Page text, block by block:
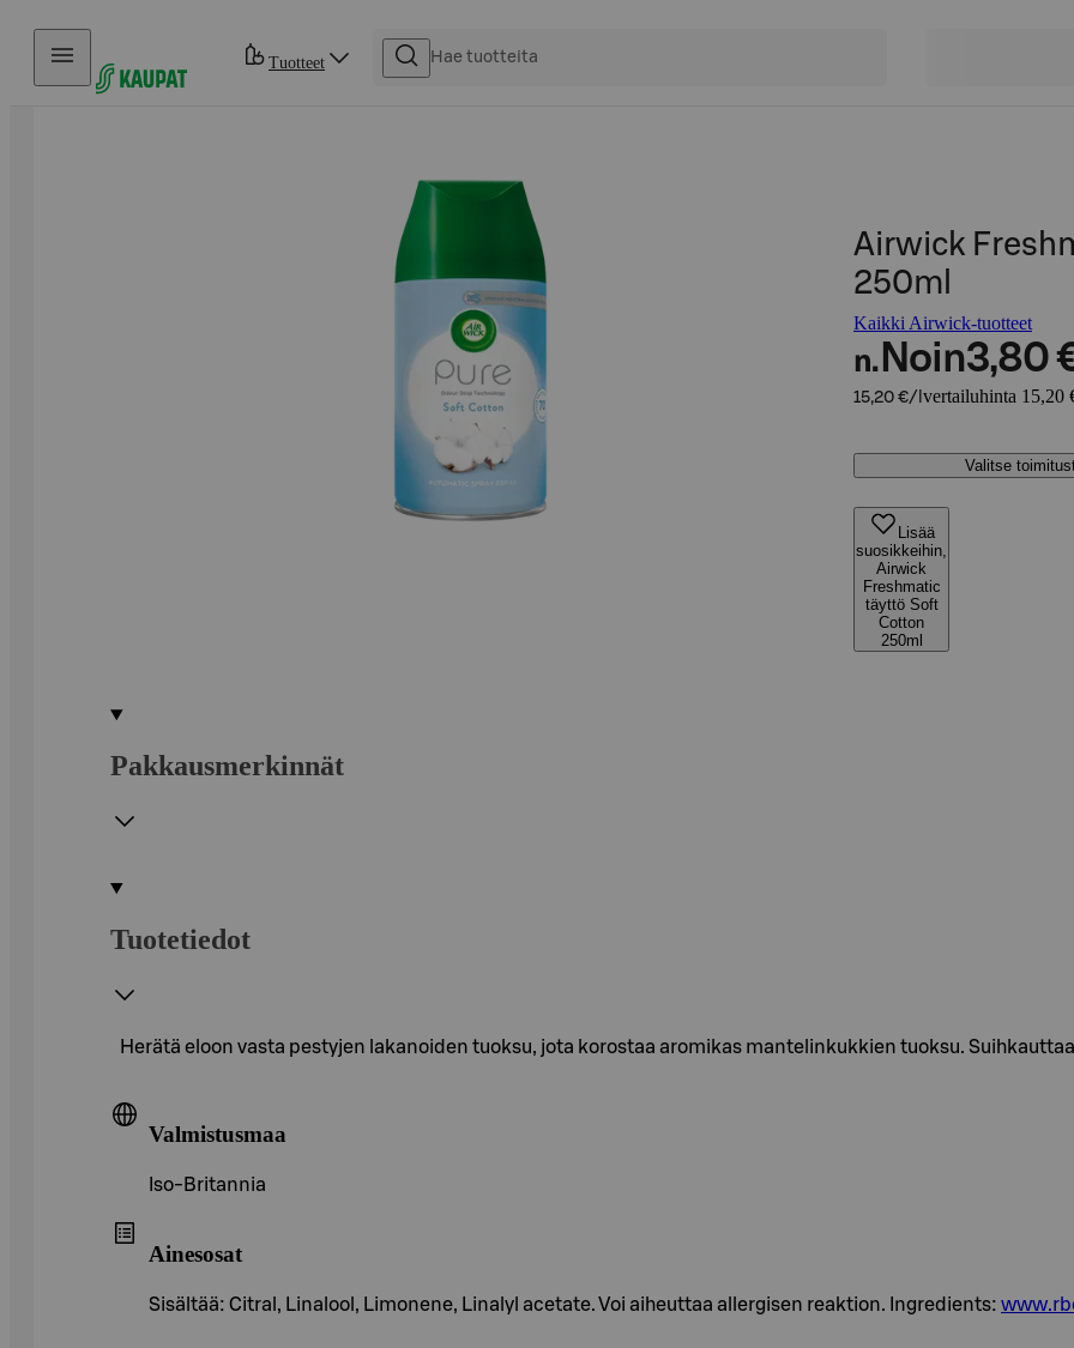
Hyppää sisältöön
Tuotteet
Airwick
250ml
Kaikki Airwick-tuotteet
n. Noin3,80
15,20 €/l vertailuhinta 15,20
Valitse
Lisää
suosikkeihin,
Airwick
Freshmatic
täyttö Soft
Cotton
250ml
Pakkausmerkinnät
Tuotetiedot
Herätä eloon vasta pestyjen lakanoiden tuoksu, jota korostaa aromikas mantelinkukkien tuoksu.
Valmistusmaa
Iso-Britannia
Ainesosat
Sisältää: Citral, Linalool, Limonene, Linalyl acetate. Voi aiheuttaa allergisen reaktion. Ingredients: